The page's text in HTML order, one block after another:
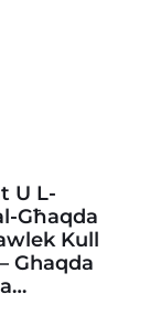
U L-
Għaqda
Kull
Ghaqda